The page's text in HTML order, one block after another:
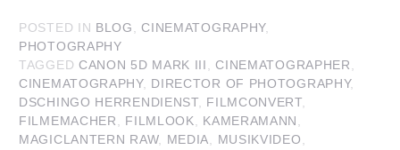
POSTED IN BLOG ,CINEMATOGRAPHY,
PHOTOGRAPHY
TAGGED CANON 5D MARK III ,CINEMATOGRAPHER
CINEMATOGRAPHY, DIRECTOR OF PHOTOGRAPHY,
DSCHINGO HERRENDIENST, FILMCONVERT,
FILMEMACHER
FILMLOOK KAMERAMANN
MAGICLANTERN RAW, MEDIA MUSIKVIDEO